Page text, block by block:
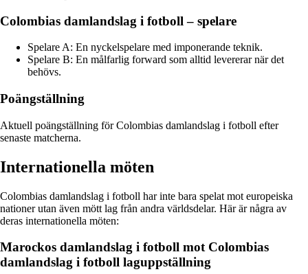
Colombias damlandslag i fotboll – spelare
Spelare A: En nyckelspelare med imponerande teknik.
Spelare B: En målfarlig forward som alltid levererar när det
behövs.
Poängställning
Aktuell poängställning för Colombias damlandslag i fotboll efter
senaste matcherna.
Internationella möten
Colombias damlandslag i fotboll har inte bara spelat mot europeiska
nationer utan även mött lag från andra världsdelar. Här är några av
deras internationella möten:
Marockos damlandslag i fotboll mot Colombias
damlandslag i fotboll laguppställning